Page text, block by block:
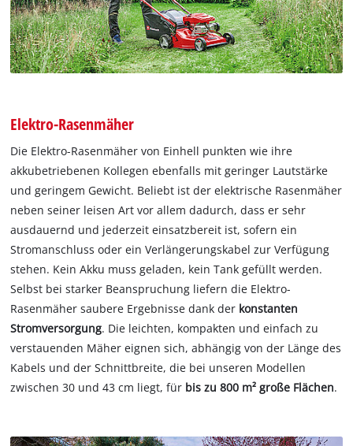
Elektro-Rasenmäher
Die Elektro-Rasenmäher von Einhell punkten wie ihre
akkubetriebenen Kollegen ebenfalls mit geringer Lautstärke
und geringem Gewicht. Beliebt ist der elektrische Rasenmäher
neben seiner leisen Art vor allem dadurch, dass er sehr
ausdauernd und jederzeit einsatzbereit ist, sofern ein
Stromanschluss oder ein Verlängerungskabel zur Verfügung
stehen. Kein Akku muss geladen, kein Tank gefüllt werden.
Selbst bei starker Beanspruchung liefern die Elektro-
Rasenmäher saubere Ergebnisse dank der konstanten
Stromversorgung. Die leichten, kompakten und einfach zu
verstauenden Mäher eignen sich, abhängig von der Länge des
Kabels und der Schnittbreite, die bei unseren Modellen
zwischen 30 und 43 cm liegt, für bis zu 800 m² große Flächen.